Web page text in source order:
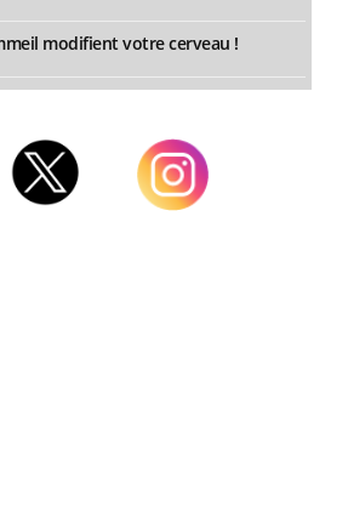
modifient votre cerveau !